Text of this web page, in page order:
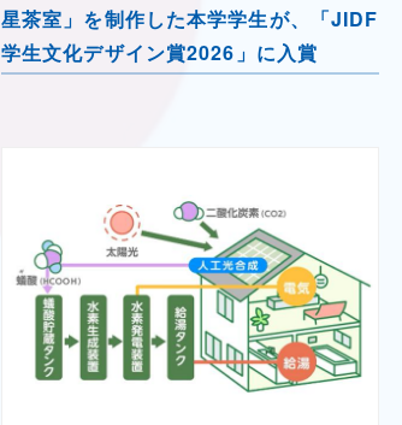
星茶室」を制作した本学学生が、「JIDF
学生文化デザイン賞2026」に入賞